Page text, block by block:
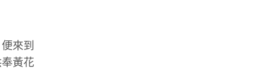
來到
黃花